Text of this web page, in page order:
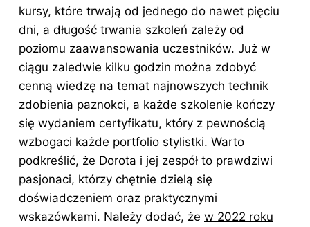
kursy, które trwają od jednego do nawet pięciu
dni, a długość trwania szkoleń zależy od
poziomu zaawansowania uczestników. Już w
ciągu zaledwie kilku godzin można zdobyć
cenną wiedzę na temat najnowszych technik
zdobienia paznokci, a każde szkolenie kończy
się wydaniem certyfikatu, który z pewnością
wzbogaci każde portfolio stylistki. Warto
podkreślić, że Dorota i jej zespół to prawdziwi
pasjonaci, którzy chętnie dzielą się
doświadczeniem oraz praktycznymi
wskazówkami. Należy dodać, że w 2022 roku